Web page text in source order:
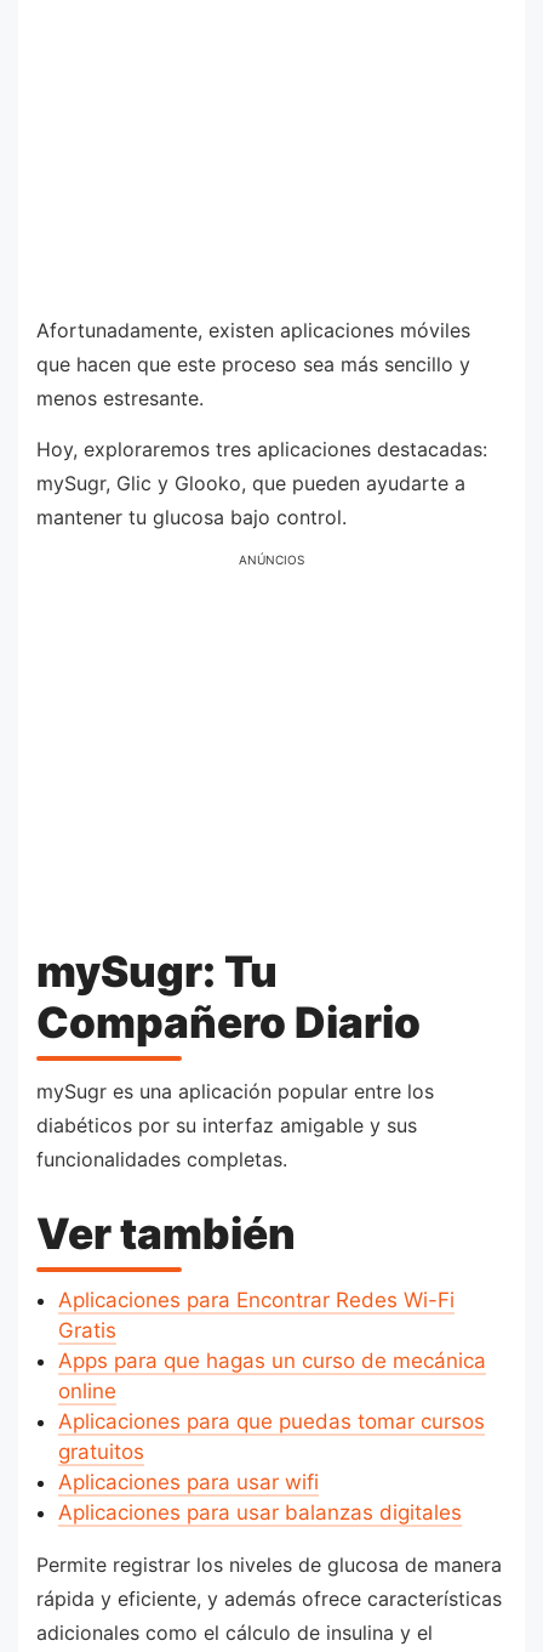
Afortunadamente, existen aplicaciones móviles
que hacen que este proceso sea más sencillo y
menos estresante.
Hoy, exploraremos tres aplicaciones destacadas:
mySugr, Glic y Glooko, que pueden ayudarte a
mantener tu glucosa bajo control.
ANÚNCIOS
mySugr: Tu
Compañero Diario
mySugr es una aplicación popular entre los
diabéticos por su interfaz amigable y sus
funcionalidades completas.
Ver también
Aplicaciones para Encontrar Redes Wi-Fi
Gratis
Apps para que hagas un curso de mecánica
online
Aplicaciones para que puedas tomar cursos
gratuitos
Aplicaciones para usar wifi
Aplicaciones para usar balanzas digitales
Permite registrar los niveles de glucosa de manera
rápida y eficiente, y además ofrece características
adicionales como el cálculo de insulina y el